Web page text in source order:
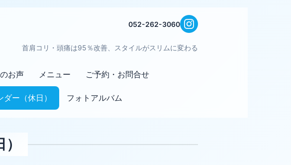
052-262-3060
首肩コリ・頭痛は95％改善、スタイルがスリムに変わる
お声 メニュー ご予約・お問合せ
ダー（休日） フォトアルバム